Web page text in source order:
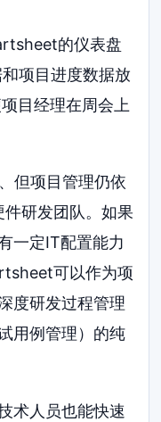
的仪表盘
项目进度数据放
目经理在周会上
但项目管理仍依
研发团队。如果
一定IT配置能力
可以作为项
度研发过程管理
用例管理）的纯
术人员也能快速